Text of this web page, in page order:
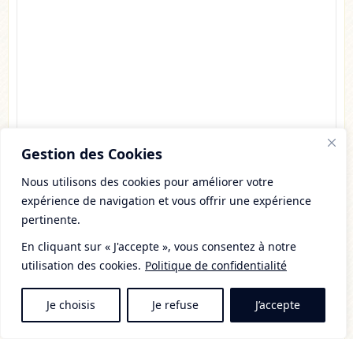
Gestion des Cookies
Nous utilisons des cookies pour améliorer votre
expérience de navigation et vous offrir une expérience
pertinente.
En cliquant sur « J'accepte », vous consentez à notre
utilisation des cookies. Politique de confidentialité
Je choisis Je refuse J’accepte
Nom(requis)
E-mail(requis)